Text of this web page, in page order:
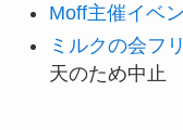
Moff主催イベ
ミルクの会フ
天のため中止